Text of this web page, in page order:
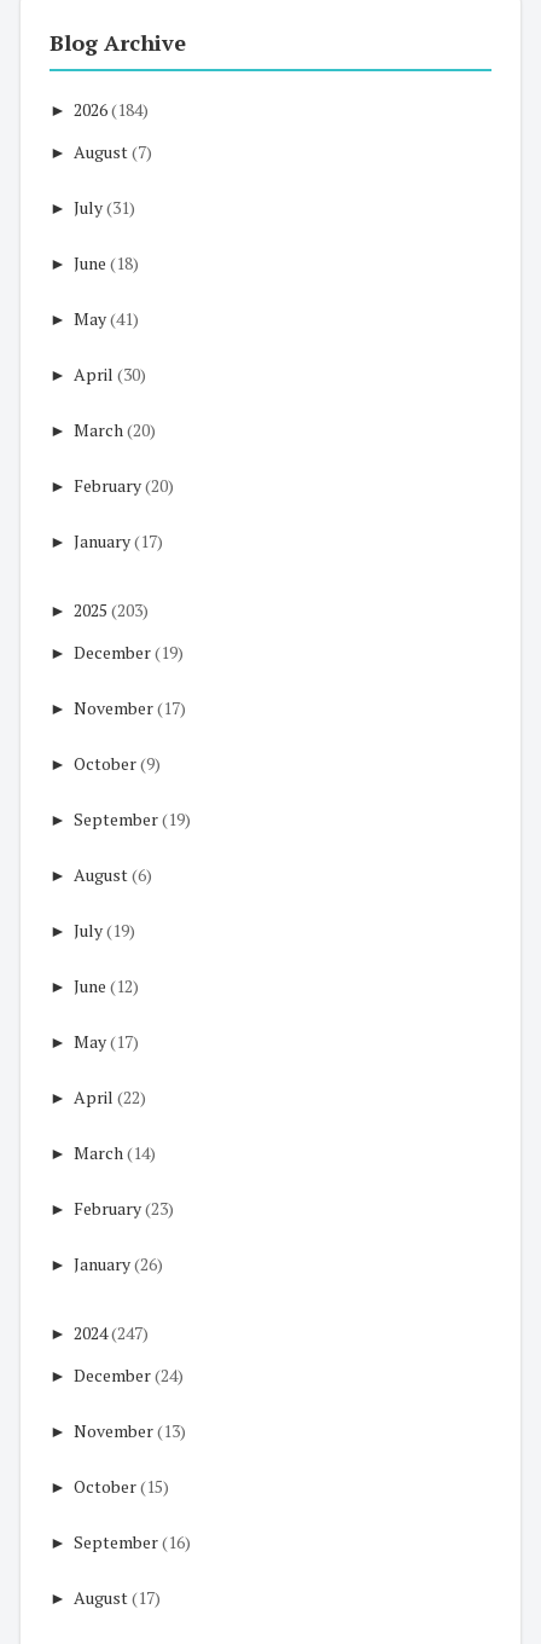
Blog Archive
► 2026(184)
► August(7)
► July(31)
► June (18)
► May(41)
► April (30)
► March(20)
► February(20)
► January(17)
► 2025 (203)
► December(19)
► November(17)
► October(9)
► September(19)
► August(6)
► July(19)
► June (12)
► May(17)
► April (22)
► March(14)
► February(23)
► January(26)
► 2024(247)
► December(24)
► November(13)
► October(15)
► September(16)
► August(17)